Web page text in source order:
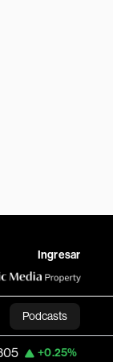
Ingresar
Podcasts
USD COP